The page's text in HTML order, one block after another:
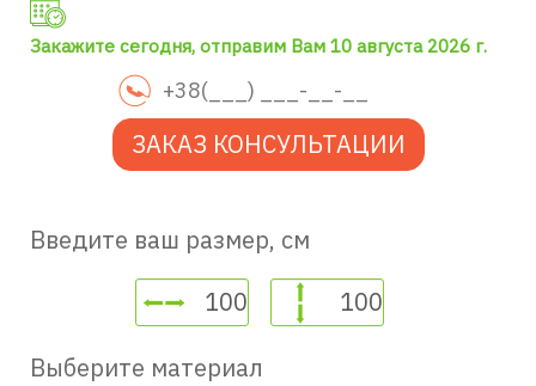
Закажите сегодня, отправим Вам 10 августа 2026 г.
ЗАКАЗ КОНСУЛЬТАЦИИ
Введите ваш размер, см
Выберите материал